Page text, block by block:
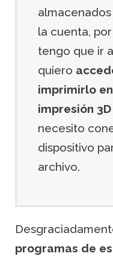
la cuenta,
tengo que ir
quiero
imprimirlo
impresión
necesito
dispositivo
archivo.
programas de